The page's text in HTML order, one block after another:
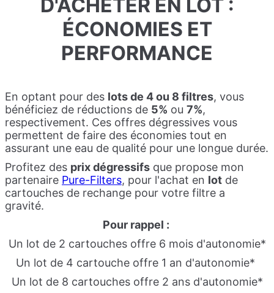
D'ACHETER EN LOT :
ÉCONOMIES ET
PERFORMANCE
En optant pour des lots de 4 ou 8 filtres, vous
bénéficiez de réductions de 5% ou 7%,
respectivement. Ces offres dégressives vous
permettent de faire des économies tout en
assurant une eau de qualité pour une longue durée.
Profitez des prix dégressifs que propose mon
partenaire Pure-Filters, pour l'achat en lot de
cartouches de rechange pour votre filtre a
gravité.
Pour rappel :
Un lot de 2 cartouches offre 6 mois d'autonomie*
Un lot de 4 cartouche offre 1 an d'autonomie*
Un lot de 8 cartouches offre 2 ans d'autonomie*